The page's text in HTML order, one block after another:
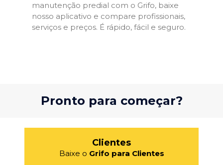
manutenção predial com o Grifo, baixe
nosso aplicativo e compare profissionais,
serviços e preços. É rápido, fácil e seguro.
Pronto para começar?
Clientes
Baixe o Grifo para Clientes